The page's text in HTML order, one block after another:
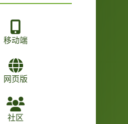
移动端
网页版
社区